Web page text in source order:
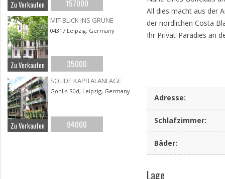
All dies macht aus der
der nördlichen Costa
Ihr Privat-Paradies an
Adresse:
Schlafzimmer:
Bäder:
Lage
Zu Verkaufen 157000
MIT BLICK INS GRÜNE
04317 Leipzig, Germany
Zu Verkaufen 35000
SOLIDE KAPITALANLAGE
Gohlis-Süd, Leipzig, Germany
Zu Verkaufen 94000